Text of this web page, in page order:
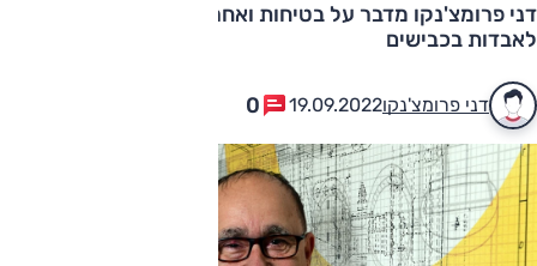
דני פרומצ'נקו מדבר על בטיחות ואחראיות המחוקקים
לאבדות בכבישים
דני פרומצ'נקו19.09.2022
0